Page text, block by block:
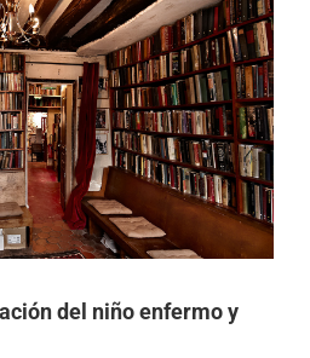
del niño enfermo y